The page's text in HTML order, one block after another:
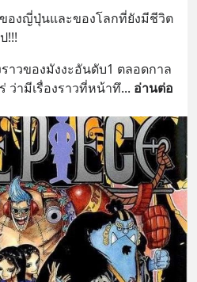
องญี่ปุ่นและของโลกที่ยังมีชีวิต
!!!
ราวของมังงะอันดับ1 ตลอดกาล
ว่ามีเรื่องราวที่หน้าทึ... อ่านต่อ